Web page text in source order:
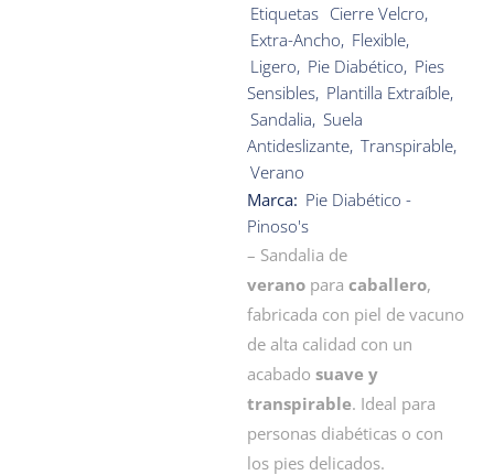
Etiquetas Cierre Velcro,
Extra-Ancho, Flexible,
Ligero, Pie Diabético, Pies
Sensibles, Plantilla Extraíble,
Sandalia, Suela
Antideslizante, Transpirable,
Verano
Marca: Pie Diabético -
Pinoso's
– Sandalia de
verano para caballero,
fabricada con piel de vacuno
de alta calidad con un
acabado suave y
transpirable. Ideal para
personas diabéticas o con
los pies delicados.